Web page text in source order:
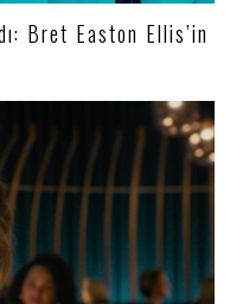
Bret Easton Ellis’in